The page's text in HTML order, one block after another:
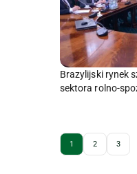
Brazylijski rynek
sektora rolno-
1 2 3